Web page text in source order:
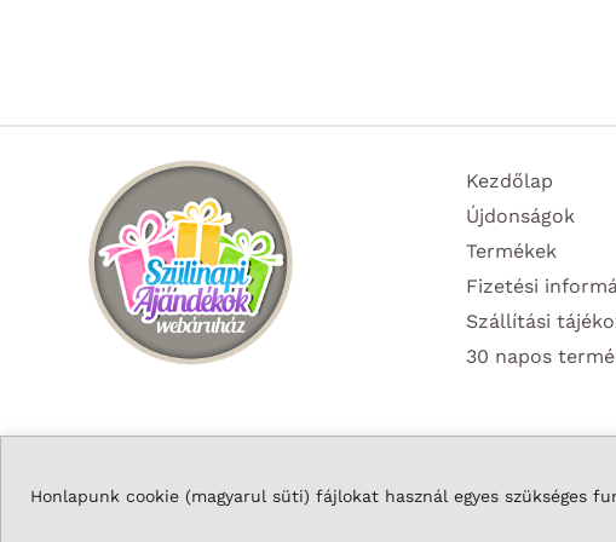
Honlapunk cookie (magyarul süti) fájlokat használ egyes szükséges
A
termékoldalon
választhatók
Kezdőlap
Újdonságok
Termékek
Fizetési
Szállítási
30 napos